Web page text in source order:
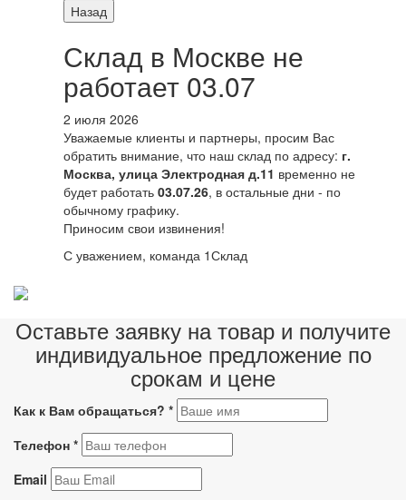
Назад
Склад в Москве не
работает 03.07
2 июля 2026
Уважаемые клиенты и партнеры, просим Вас
обратить внимание, что наш склад по адресу: г.
Москва, улица Электродная д.11 временно не
будет работать 03.07.26, в остальные дни - по
обычному графику.
Приносим свои извинения!
С уважением, команда 1Склад
Оставьте заявку на товар и получите
индивидуальное предложение по
срокам и цене
Как к Вам обращаться? *
Телефон *
Email